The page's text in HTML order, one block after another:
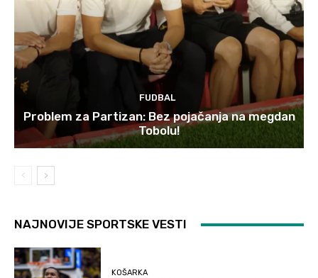
FUDBAL
Problem za Partizan: Bez pojačanja na megdan
Tobolu!
NAJNOVIJE SPORTSKE VESTI
KOŠARKA